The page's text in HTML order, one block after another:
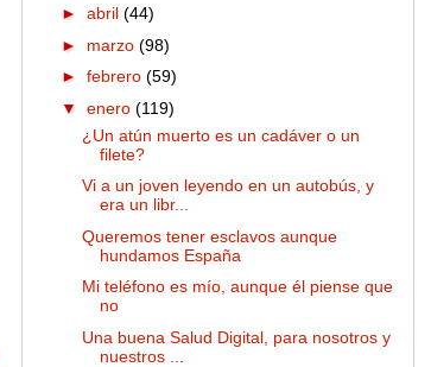
► abril (44)
► marzo (98)
► febrero (59)
▼ enero (119)
¿Un atún muerto es un cadáver o un
filete?
Vi a un joven leyendo en un autobús, y
era un libr...
Queremos tener esclavos aunque
hundamos España
Mi teléfono es mío, aunque él piense que
no
Una buena Salud Digital, para nosotros y
nuestros ...